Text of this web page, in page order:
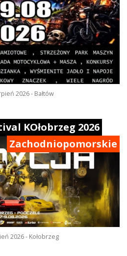
2026 - Bałtów
KOłobrzeg 2026
Zachodniopomorskie
2026 - Kołobrzeg